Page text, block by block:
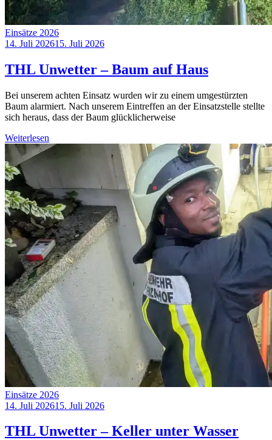
Einsätze 2026
14. Juli 202615. Juli 2026
THL Unwetter – Baum auf Haus
Bei unserem achten Einsatz wurden wir zu einem umgestürzten
Baum alarmiert. Nach unserem Eintreffen an der Einsatzstelle stellte
sich heraus, dass der Baum glücklicherweise
Weiterlesen
Einsätze 2026
14. Juli 202615. Juli 2026
THL Unwetter – Keller unter Wasser